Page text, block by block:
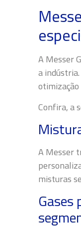
A Messer
a
otimização
Confira, a
A Messer
misturas
Gases